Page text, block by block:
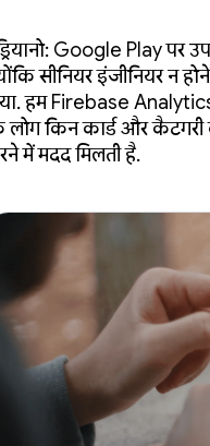
Google Play पर
सीनियर इंजीनियर न
हम Firebase
लोग किन कार्ड और
में मदद मिलती है.